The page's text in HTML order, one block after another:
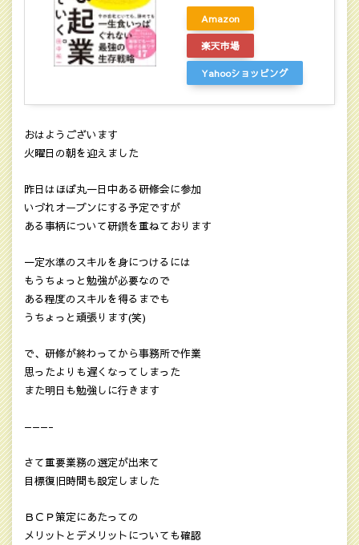
Amazon
楽天市場
Yahooショッピング
おはようございます
火曜日の朝を迎えました
昨日はほぼ丸一日中ある研修会に参加
いづれオープンにする予定ですが
ある事柄について研鑽を重ねております
一定水準のスキルを身につけるには
もうちょっと勉強が必要なので
ある程度のスキルを得るまでも
うちょっと頑張ります(笑)
で、研修が終わってから事務所で作業
思ったよりも遅くなってしまった
また明日も勉強しに行きます
———-
さて重要業務の選定が出来て
目標復旧時間も設定しました
ＢＣＰ策定にあたっての
メリットとデメリットについても確認